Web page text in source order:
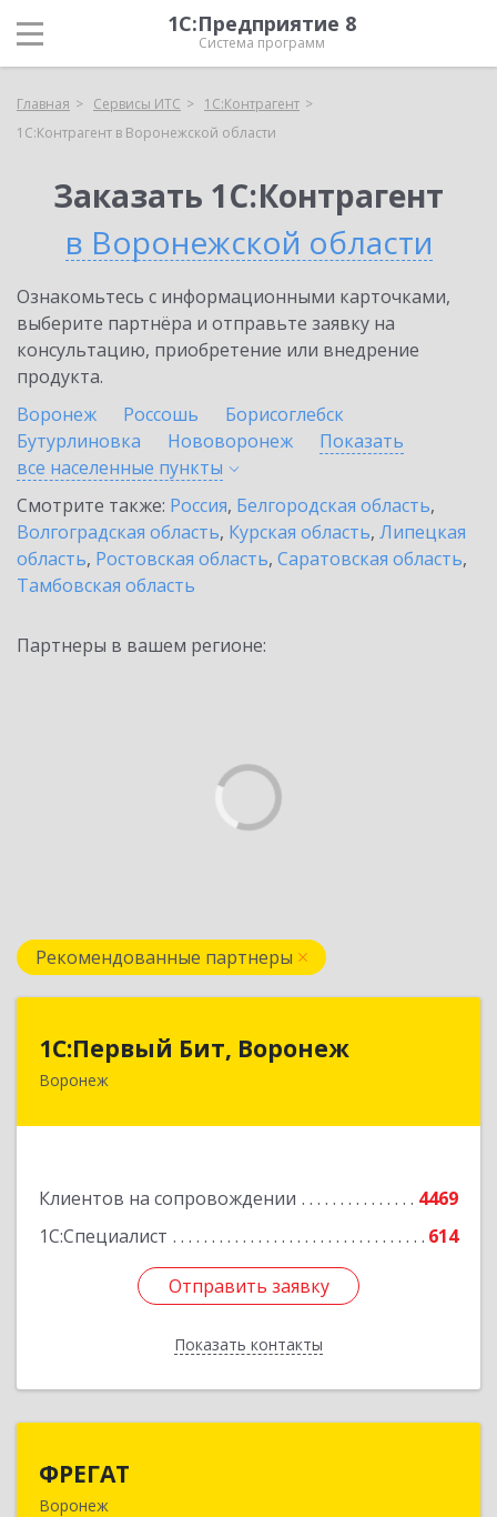
1С:Предприятие 8
Система программ
Главная Сервисы ИТС
1С:Контрагент
1С:Контрагент в Воронежской области
Заказать 1С:Контрагент
в Воронежской области
Ознакомьтесь с информационными карточками,
выберите партнёра и отправьте заявку на
консультацию, приобретение или внедрение
продукта.
Воронеж
Россошь
Борисоглебск
Бутурлиновка
Нововоронеж
Показать
все населенные пункты
Смотрите также: Россия, Белгородская область,
Волгоградская область, Курская область, Липецкая
область, Ростовская область, Саратовская область,
Тамбовская область
Партнеры в вашем регионе:
Рекомендованные партнеры
1С:Первый Бит, Воронеж
Воронеж
Клиентов на сопровождении
4469
1С:Специалист
614
Отправить заявку
Показать контакты
1С:Первый Бит, Воронеж
394006, Воронежская обл, Воронеж г, 20-летия
Отправить заявку
Назад
ФРЕГАТ
Воронеж